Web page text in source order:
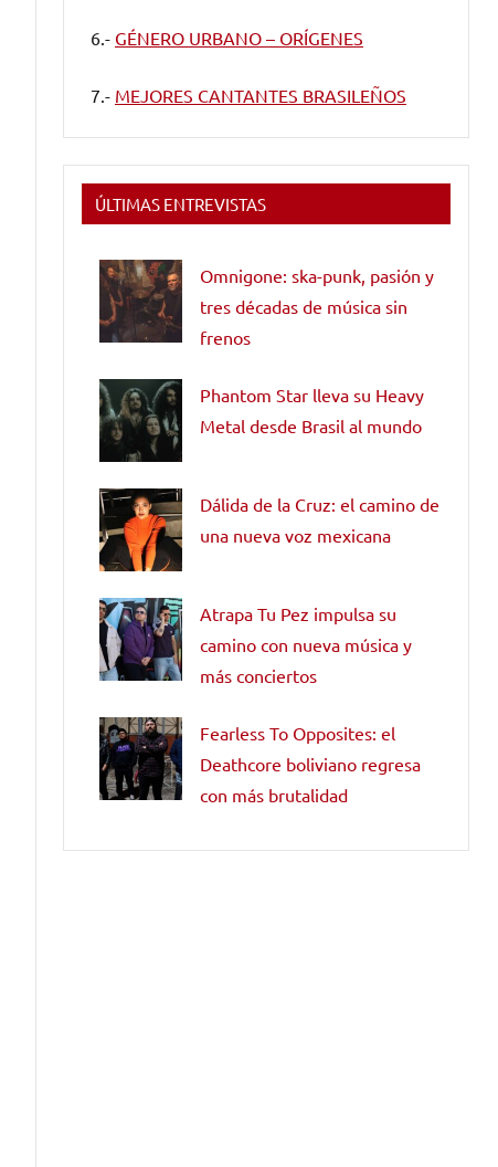
6.- GÉNERO URBANO – ORÍGENES
7.- MEJORES CANTANTES BRASILEÑOS
ÚLTIMAS ENTREVISTAS
Omnigone: ska-punk, pasión y
tres décadas de música sin
frenos
Phantom Star lleva su Heavy
Metal desde Brasil al mundo
Dálida de la Cruz: el camino de
una nueva voz mexicana
Atrapa Tu Pez impulsa su
camino con nueva música y
más conciertos
Fearless To Opposites: el
Deathcore boliviano regresa
con más brutalidad